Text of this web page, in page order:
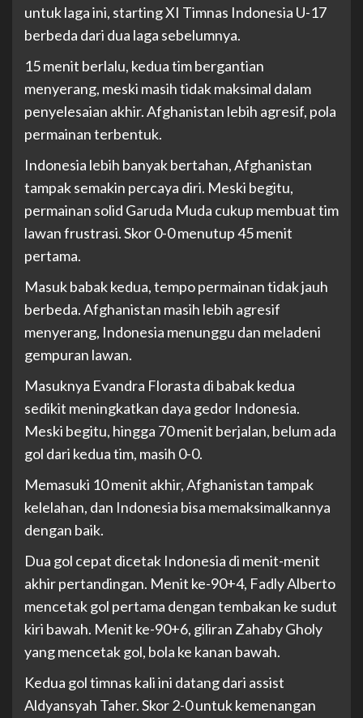
untuk laga ini, starting XI Timnas Indonesia U-17
berbeda dari dua laga sebelumnya.
15 menit berlalu, kedua tim bergantian
menyerang, meski masih tidak maksimal dalam
penyelesaian akhir. Afghanistan lebih agresif, pola
permainan terbentuk.
Indonesia lebih banyak bertahan, Afghanistan
tampak semakin percaya diri. Meski begitu,
permainan solid Garuda Muda cukup membuat tim
lawan frustrasi. Skor 0-0 menutup 45 menit
pertama.
Masuk babak kedua, tempo permainan tidak jauh
berbeda. Afghanistan masih lebih agresif
menyerang, Indonesia menunggu dan meladeni
gempuran lawan.
Masuknya Evandra Florasta di babak kedua
sedikit meningkatkan daya gedor Indonesia.
Meski begitu, hingga 70 menit berjalan, belum ada
gol dari kedua tim, masih 0-0.
Memasuki 10 menit akhir, Afghanistan tampak
kelelahan, dan Indonesia bisa memaksimalkannya
dengan baik.
Dua gol cepat dicetak Indonesia di menit-menit
akhir pertandingan. Menit ke-90+4, Fadly Alberto
mencetak gol pertama dengan tembakan ke sudut
kiri bawah. Menit ke-90+6, giliran Zahaby Gholy
yang mencetak gol, bola ke kanan bawah.
Kedua gol timnas kali ini datang dari assist
Aldyansyah Taher. Skor 2-0 untuk kemenangan